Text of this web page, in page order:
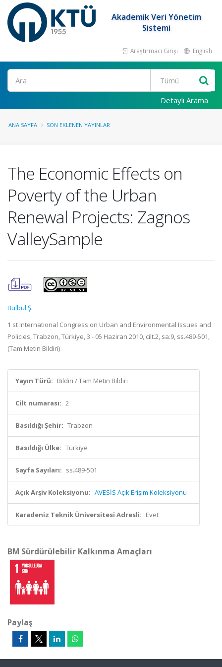
Akademik Veri Yönetim
Sistemi
Araştırmacı Girişi English
Ara
Detaylı Arama
ANA SAYFA SON EKLENEN YAYINLAR
The Economic Effects on
Poverty of the Urban
Renewal Projects: Zagnos
ValleySample
Bülbül Ş.
1 st International Congress on Urban and Environmental Issues and
Policies, Trabzon, Türkiye, 3 - 05 Haziran 2010, cilt.2, sa.9, ss.489-501,
(Tam Metin Bildiri)
Yayın Türü: Bildiri / Tam Metin Bildiri
Cilt numarası: 2
Basıldığı Şehir: Trabzon
Basıldığı Ülke: Türkiye
Sayfa Sayıları: ss.489-501
Açık Arşiv Koleksiyonu: AVESİS Açık Erişim Koleksiyonu
Karadeniz Teknik Üniversitesi Adresli: Evet
BM Sürdürülebilir Kalkınma Amaçları
Paylaş